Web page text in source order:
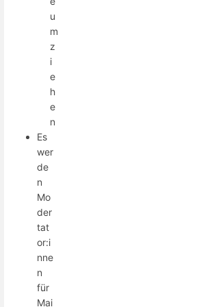
u
m
z
i
e
h
e
n
Es
wer
de
n
Mo
der
tat
or:i
nne
n
für
Mai